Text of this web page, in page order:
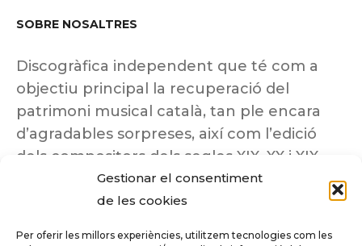
Gestionar el consentiment
de les cookies
Per oferir les millors experiències, utilitzem tecnologies com les
SOBRE NOSALTRES
Discogràfica independent que té com a
objectiu principal la recuperació del
patrimoni musical català, tan ple encara
d’agradables sorpreses, així com l’edició
dels compositors dels segles XIX, XX i XIX
insuficientment coneguts.